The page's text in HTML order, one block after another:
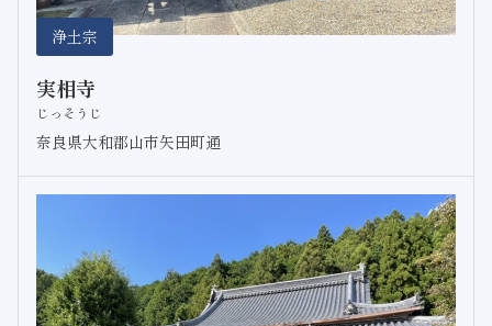
浄土宗
実相寺
じっそうじ
奈良県大和郡山市矢田町通